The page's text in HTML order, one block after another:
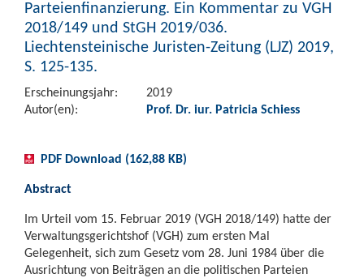
Parteienfinanzierung. Ein Kommentar zu VGH
2018/149 und StGH 2019/036.
Liechtensteinische Juristen-Zeitung (LJZ) 2019,
S. 125-135.
Erscheinungsjahr:
2019
Autor(en):
Prof. Dr. iur. Patricia Schiess
PDF Download (162,88 KB)
Abstract
Im Urteil vom 15. Februar 2019 (VGH 2018/149) hatte der
Verwaltungsgerichtshof (VGH) zum ersten Mal
Gelegenheit, sich zum Gesetz vom 28. Juni 1984 über die
Ausrichtung von Beiträgen an die politischen Parteien